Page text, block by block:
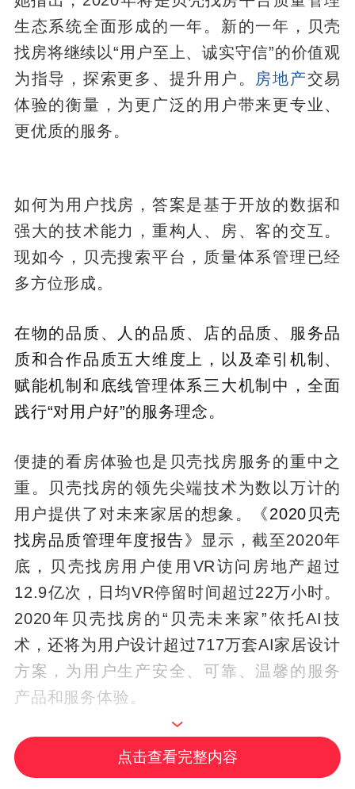
生态系统全面形成的一年。新的一年，贝壳
找房将继续以“用户至上、诚实守信”的价值观
为指导，探索更多、提升用户。
房地产交易
体验的衡量，为更广泛的用户带来更专业、
更优质的服务。
如何为用户找房，答案是基于开放的数据和
强大的技术能力，重构人、房、客的交互。
现如今，贝壳搜索平台，质量体系管理已经
多方位形成。
在物的品质、人的品质、店的品质、服务品
质和合作品质五大维度上，以及牵引机制、
赋能机制和底线管理体系三大机制中，全面
践行“对用户好”的服务理念。
便捷的看房体验也是贝壳找房服务的重中之
重。贝壳找房的领先尖端技术为数以万计的
用户提供了对未来家居的想象。
《2020贝壳
找房品质管理年度报告》 显示，截至2020年
底，贝壳找房用户使用VR访问房地产超过
12.9亿次，日均VR停留时间超过22万小时。
2020年贝壳找房的“贝壳未来家”依托AI技
术，还将为用户设计超过717万套AI家居设计
方案，为用户生产安全、可靠、温馨的服务
产品和服务体验。
除了通过技术保证用户的交互体验，贝壳找
房针对用户在复杂的房地产交易中可能面临
点击查看完整内容